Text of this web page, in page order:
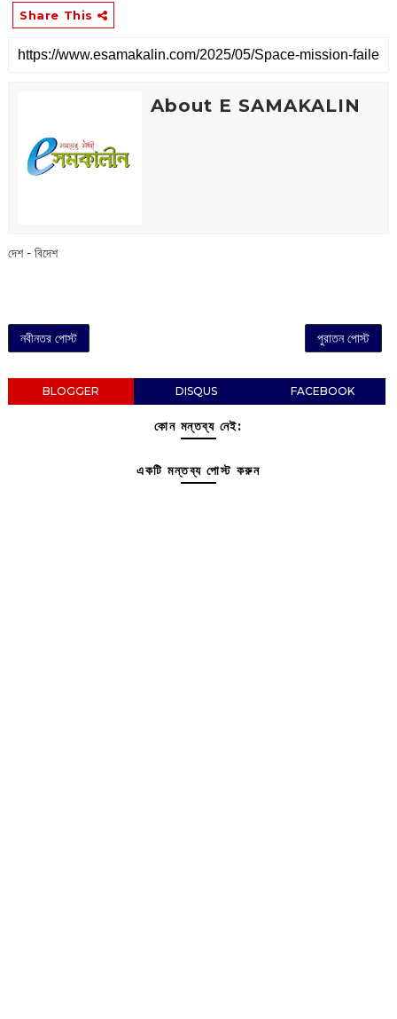
Share This
About E SAMAKALIN
দেশ - বিদেশ
নবীনতর পোস্ট পুরাতন পোস্ট
BLOGGER DISQUS FACEBOOK
কোন মন্তব্য নেই:
একটি মন্তব্য পোস্ট করুন